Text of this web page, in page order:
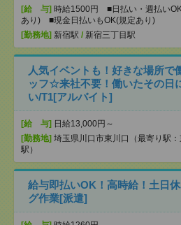
[給 与] 時給1500円 ■日払い・週払い
あり) ■現金日払いもOK(規定あり)
[勤務地] 新宿駅 / 新宿三丁目駅
人気イベントも！好きな場所で
ッフ☆来社不要！働いたその日
い/T1[アルバイト]
[給 与] 日給13,000円～
[勤務地] 埼玉県川口市東川口（最寄り駅：
駅）
給与即払いOK！高時給！土日
グ作業[派遣]